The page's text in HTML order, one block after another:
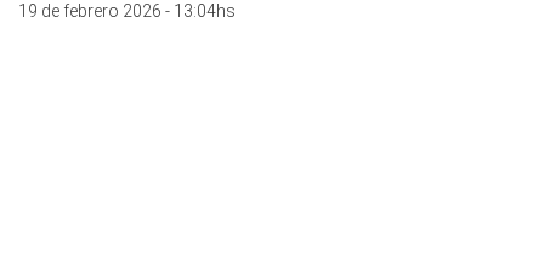
19 de febrero 2026 - 13:04hs